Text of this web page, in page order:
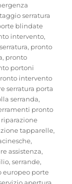
serratura
blindate
intervento,
, pronto
, pronto
portoni
intervento
serratura porta
serranda,
pronto
riparazione
tapparelle,
,
assistenza,
,serrande,
europeo porte